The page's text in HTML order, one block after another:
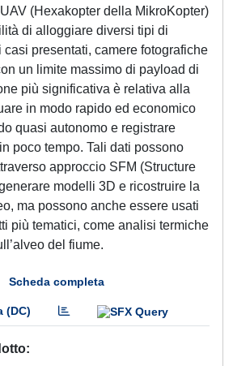
(Hexakopter della MikroKopter)
di alloggiare diversi tipi di
casi presentati, camere fotografiche
un limite massimo di payload di
più significativa è relativa alla
in modo rapido ed economico
quasi autonomo e registrare
poco tempo. Tali dati possono
approccio SFM (Structure
modelli 3D e ricostruire la
ma possono anche essere usati
più tematici, come analisi termiche
del fiume.
Scheda completa
(DC)